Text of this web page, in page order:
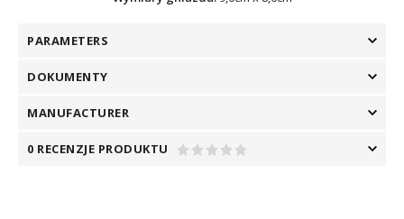
PARAMETERS
DOKUMENTY
MANUFACTURER
0 RECENZJE PRODUKTU